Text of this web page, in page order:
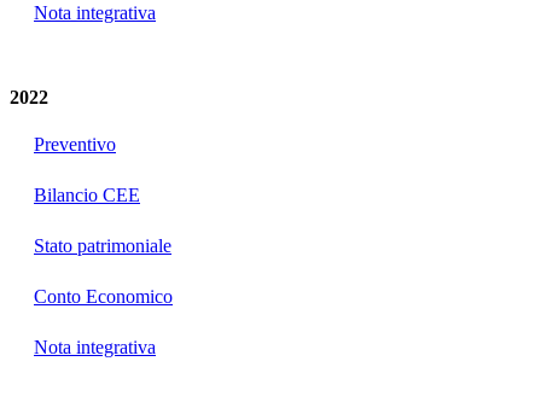
Nota integrativa
2022
Preventivo
Bilancio CEE
Stato patrimoniale
Conto Economico
Nota integrativa